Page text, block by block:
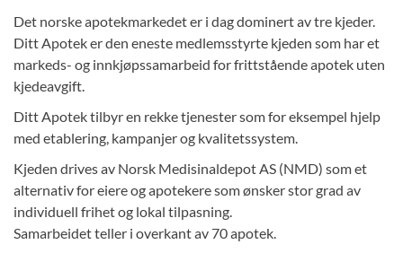
Det norske apotekmarkedet er i dag dominert av tre kjeder.
Ditt Apotek er den eneste medlemsstyrte kjeden som har et
markeds- og innkjøpssamarbeid for frittstående apotek uten
kjedeavgift.
Ditt Apotek tilbyr en rekke tjenester som for eksempel hjelp
med etablering, kampanjer og kvalitetssystem.
Kjeden drives av Norsk Medisinaldepot AS (NMD) som et
alternativ for eiere og apotekere som ønsker stor grad av
individuell frihet og lokal tilpasning.
Samarbeidet teller i overkant av 70 apotek.